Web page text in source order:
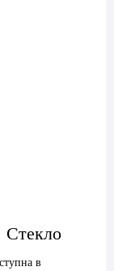
Стекло
в